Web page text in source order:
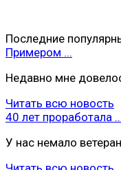
Последние
Примером ...
Недавно мне
Читать всю новость
40 лет проработала
У нас немало